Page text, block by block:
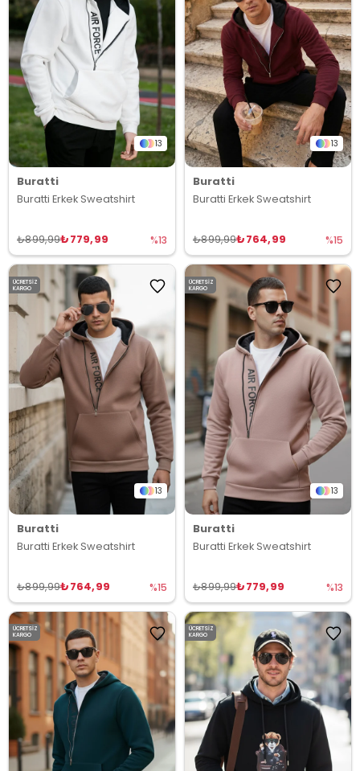
13
Buratti
Buratti Erkek Sweatshirt
₺779,99
₺899,99 %13
13
Buratti
Buratti Erkek Sweatshirt
₺764,99
₺899,99 %15
13
Buratti
Buratti Erkek Sweatshirt
₺764,99
₺899,99 %15
ÜCRETSIZ
KARGO
13
Buratti
Buratti Erkek Sweatshirt
₺779,99
₺899,99 %13
ÜCRETSIZ
KARGO
ÜCRETSIZ
KARGO
ÜCRETSIZ
KARGO